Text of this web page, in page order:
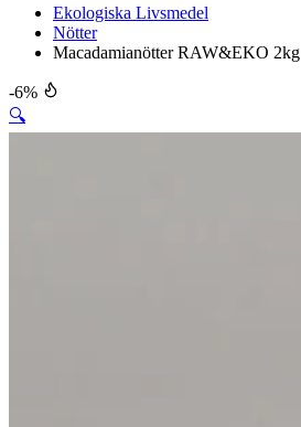
Ekologiska Livsmedel
Nötter
Macadamianötter RAW&EKO 2kg
-6%
🔍